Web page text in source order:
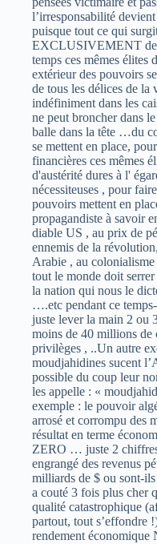
l’irresponsabilité
puisque tout ce qui
EXCLUSIVEMENT de
temps ces mêmes élites
extérieur des pouvoirs
de tous les délices de la
indéfiniment dans les
ne peut broncher dans
balle dans la tête …du
se mettent en place,
financières ces mêmes
d'austérité dures à l'
nécessiteuses , pour
pouvoirs mettent en
propagandiste à savoir
diable US , au prix de
ennemis de la
Arabie , au
tout le monde doit
la nation qui nous le
….etc pendant ce
juste lever la main 2 ou
moins de 40 millions de
privilèges , ..Un autre
moudjahidines sucent
possible du coup leur
les appelle : «
exemple : le pouvoir
arrosé et corrompu des
résultat en terme
ZERO … juste 2
engrangé des revenus
milliards de $ ou sont-
a couté 3 fois plus cher
qualité catastrophique
partout, tout s’effondre
rendement